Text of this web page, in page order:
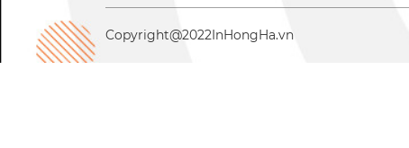
Copyright@2022InHongHa.vn